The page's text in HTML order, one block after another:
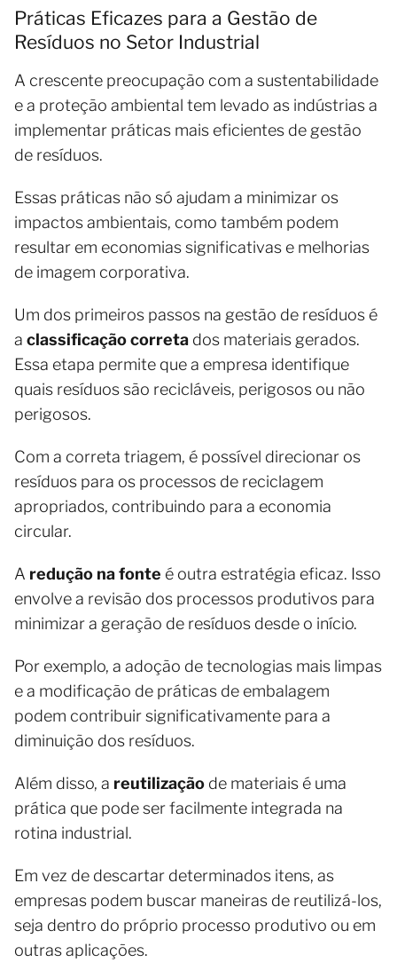
Práticas Eficazes para a Gestão de
Resíduos no Setor Industrial
A crescente preocupação com a sustentabilidade
e a proteção ambiental tem levado as indústrias a
implementar práticas mais eficientes de gestão
de resíduos.
Essas práticas não só ajudam a minimizar os
impactos ambientais, como também podem
resultar em economias significativas e melhorias
de imagem corporativa.
Um dos primeiros passos na gestão de resíduos é
a classificação correta dos materiais gerados.
Essa etapa permite que a empresa identifique
quais resíduos são recicláveis, perigosos ou não
perigosos.
Com a correta triagem, é possível direcionar os
resíduos para os processos de reciclagem
apropriados, contribuindo para a economia
circular.
A redução na fonte é outra estratégia eficaz. Isso
envolve a revisão dos processos produtivos para
minimizar a geração de resíduos desde o início.
Por exemplo, a adoção de tecnologias mais limpas
e a modificação de práticas de embalagem
podem contribuir significativamente para a
diminuição dos resíduos.
Além disso, a reutilização de materiais é uma
prática que pode ser facilmente integrada na
rotina industrial.
Em vez de descartar determinados itens, as
empresas podem buscar maneiras de reutilizá-los,
seja dentro do próprio processo produtivo ou em
outras aplicações.